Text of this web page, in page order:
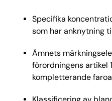
Specifika
som har anknytning
Ämnets
förordningens artikel
kompletterande